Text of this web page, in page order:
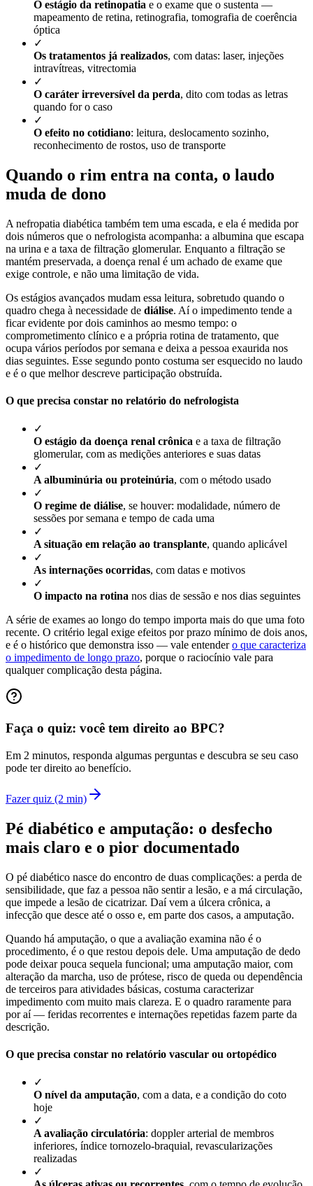
O estágio da retinopatia e o exame que o sustenta —
mapeamento de retina, retinografia, tomografia de coerência
óptica
✓
Os tratamentos já realizados, com datas: laser, injeções
intravítreas, vitrectomia
✓
O caráter irreversível da perda, dito com todas as letras
quando for o caso
✓
O efeito no cotidiano: leitura, deslocamento sozinho,
reconhecimento de rostos, uso de transporte
Quando o rim entra na conta, o laudo
muda de dono
A nefropatia diabética também tem uma escada, e ela é medida por
dois números que o nefrologista acompanha: a albumina que escapa
na urina e a taxa de filtração glomerular. Enquanto a filtração se
mantém preservada, a doença renal é um achado de exame que
exige controle, e não uma limitação de vida.
Os estágios avançados mudam essa leitura, sobretudo quando o
quadro chega à necessidade de diálise. Aí o impedimento tende a
ficar evidente por dois caminhos ao mesmo tempo: o
comprometimento clínico e a própria rotina de tratamento, que
ocupa vários períodos por semana e deixa a pessoa exaurida nos
dias seguintes. Esse segundo ponto costuma ser esquecido no laudo
e é o que melhor descreve participação obstruída.
O que precisa constar no relatório do nefrologista
✓
O estágio da doença renal crônica e a taxa de filtração
glomerular, com as medições anteriores e suas datas
✓
A albuminúria ou proteinúria, com o método usado
✓
O regime de diálise, se houver: modalidade, número de
sessões por semana e tempo de cada uma
✓
A situação em relação ao transplante, quando aplicável
✓
As internações ocorridas, com datas e motivos
✓
O impacto na rotina nos dias de sessão e nos dias seguintes
A série de exames ao longo do tempo importa mais do que uma foto
recente. O critério legal exige efeitos por prazo mínimo de dois anos,
e é o histórico que demonstra isso — vale entender o que caracteriza
o impedimento de longo prazo, porque o raciocínio vale para
qualquer complicação desta página.
Faça o quiz: você tem direito ao BPC?
Em 2 minutos, responda algumas perguntas e descubra se seu caso
pode ter direito ao benefício.
Fazer quiz (2 min)
Pé diabético e amputação: o desfecho
mais claro e o pior documentado
O pé diabético nasce do encontro de duas complicações: a perda de
sensibilidade, que faz a pessoa não sentir a lesão, e a má circulação,
que impede a lesão de cicatrizar. Daí vem a úlcera crônica, a
infecção que desce até o osso e, em parte dos casos, a amputação.
Quando há amputação, o que a avaliação examina não é o
procedimento, é o que restou depois dele. Uma amputação de dedo
pode deixar pouca sequela funcional; uma amputação maior, com
alteração da marcha, uso de prótese, risco de queda ou dependência
de terceiros para atividades básicas, costuma caracterizar
impedimento com muito mais clareza. E o quadro raramente para
por aí — feridas recorrentes e internações repetidas fazem parte da
descrição.
O que precisa constar no relatório vascular ou ortopédico
✓
O nível da amputação, com a data, e a condição do coto
hoje
✓
A avaliação circulatória: doppler arterial de membros
inferiores, índice tornozelo-braquial, revascularizações
realizadas
✓